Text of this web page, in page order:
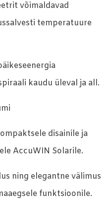
võimaldavad
temperatuure
kaudu üleval ja all.
disainile ja
AccuWIN Solarile.
ning elegantne välimus
funktsioonile.